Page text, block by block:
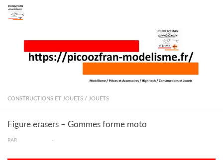
Skip to content
CONSTRUCTIONS ET JOUETS / JOUETS
Figure erasers – Gommes forme moto
PAR ·